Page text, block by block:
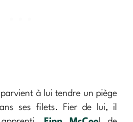
à lui tendre un piège
ses filets. Fier de lui, il